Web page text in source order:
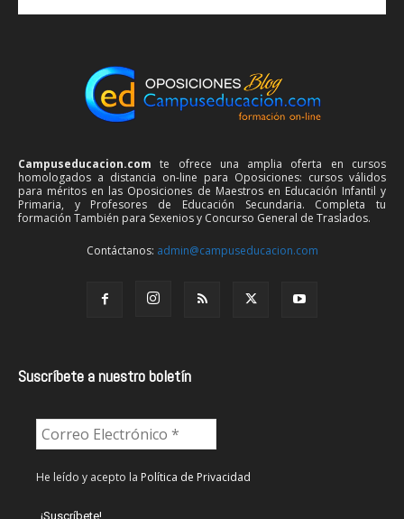
Campuseducacion.com te ofrece una amplia oferta en cursos
homologados a distancia on-line para Oposiciones: cursos válidos
para méritos en las Oposiciones de Maestros en Educación Infantil y
Primaria, y Profesores de Educación Secundaria. Completa tu
formación También para Sexenios y Concurso General de Traslados.
Contáctanos: admin@campuseducacion.com
Suscríbete a nuestro boletín
He leído y acepto la Política de Privacidad